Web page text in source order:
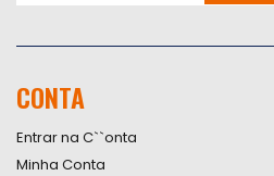
Newsletter:
CONTA
Entrar na C``onta
Minha Conta